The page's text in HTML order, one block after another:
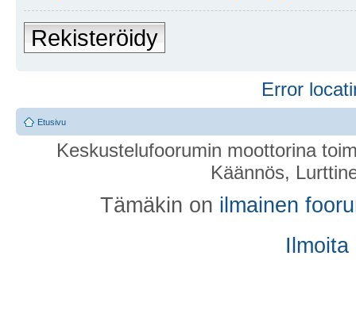
Rekisteröidy
Error
Etusivu
Keskustelufoorumin moottorina
Käännös,
Tämäkin on ilmainen